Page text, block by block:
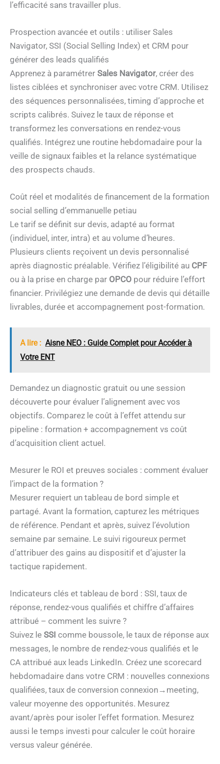
l’efficacité sans travailler plus.
Prospection avancée et outils : utiliser Sales
Navigator, SSI (Social Selling Index) et CRM pour
générer des leads qualifiés
Apprenez à paramétrer Sales Navigator, créer des
listes ciblées et synchroniser avec votre CRM. Utilisez
des séquences personnalisées, timing d’approche et
scripts calibrés. Suivez le taux de réponse et
transformez les conversations en rendez-vous
qualifiés. Intégrez une routine hebdomadaire pour la
veille de signaux faibles et la relance systématique
des prospects chauds.
Coût réel et modalités de financement de la formation
social selling d’emmanuelle petiau
Le tarif se définit sur devis, adapté au format
(individuel, inter, intra) et au volume d’heures.
Plusieurs clients reçoivent un devis personnalisé
après diagnostic préalable. Vérifiez l’éligibilité au CPF
ou à la prise en charge par OPCO pour réduire l’effort
financier. Privilégiez une demande de devis qui détaille
livrables, durée et accompagnement post-formation.
A lire : Aisne NEO : Guide Complet pour Accéder à
Votre ENT
Demandez un diagnostic gratuit ou une session
découverte pour évaluer l’alignement avec vos
objectifs. Comparez le coût à l’effet attendu sur
pipeline : formation + accompagnement vs coût
d’acquisition client actuel.
Mesurer le ROI et preuves sociales : comment évaluer
l’impact de la formation ?
Mesurer requiert un tableau de bord simple et
partagé. Avant la formation, capturez les métriques
de référence. Pendant et après, suivez l’évolution
semaine par semaine. Le suivi rigoureux permet
d’attribuer des gains au dispositif et d’ajuster la
tactique rapidement.
Indicateurs clés et tableau de bord : SSI, taux de
réponse, rendez-vous qualifiés et chiffre d’affaires
attribué – comment les suivre ?
Suivez le SSI comme boussole, le taux de réponse aux
messages, le nombre de rendez-vous qualifiés et le
CA attribué aux leads LinkedIn. Créez une scorecard
hebdomadaire dans votre CRM : nouvelles connexions
qualifiées, taux de conversion connexion→meeting,
valeur moyenne des opportunités. Mesurez
avant/après pour isoler l’effet formation. Mesurez
aussi le temps investi pour calculer le coût horaire
versus valeur générée.